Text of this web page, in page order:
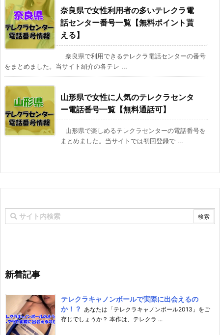
奈良県で女性利用者の多いテレクラ電
話センター番号一覧【無料ポイント貰
える】
奈良県で利用できるテレクラ電話センターの番号
をまとめました。当サイト紹介の各テレ ...
山形県で女性に人気のテレクラセンタ
ー電話番号一覧【無料通話可】
山形県で楽しめるテレクラセンターの電話番号を
まとめました。当サイトでは初回登録で ...
新着記事
テレクラキャノンボールで実際に出会えるの
か！？ あなたは「テレクラキャノンボール2013」をご
存じでしょうか？ 本作は、テレクラ ...